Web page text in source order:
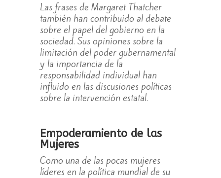
Las frases de Margaret Thatcher
también han contribuido al debate
sobre el papel del gobierno en la
sociedad. Sus opiniones sobre la
limitación del poder gubernamental
y la importancia de la
responsabilidad individual han
influido en las discusiones políticas
sobre la intervención estatal.
Empoderamiento de las
Mujeres
Como una de las pocas mujeres
líderes en la política mundial de su